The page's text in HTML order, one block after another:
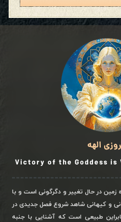
الهه
Victory of the Goddess
زمین در حال تغییر و دگرگونی است و با
و کیهانی شاهد شروع فصل جدیدی در
طبیعی است که آشنایی با جنبه